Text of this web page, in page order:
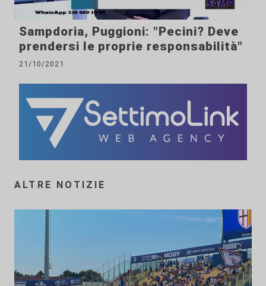
Sampdoria, Puggioni: "Pecini? Deve
prendersi le proprie responsabilità"
21/10/2021
ALTRE NOTIZIE